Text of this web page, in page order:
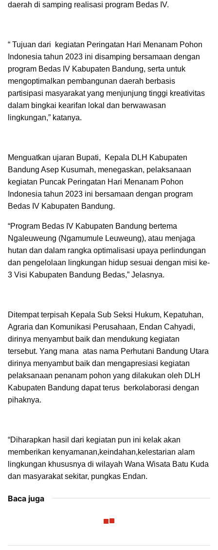
daerah di samping realisasi program Bedas IV.
“ Tujuan dari kegiatan Peringatan Hari Menanam Pohon
Indonesia tahun 2023 ini disamping bersamaan dengan
program Bedas IV Kabupaten Bandung, serta untuk
mengoptimalkan pembangunan daerah berbasis
partisipasi masyarakat yang menjunjung tinggi kreativitas
dalam bingkai kearifan lokal dan berwawasan
lingkungan,” katanya.
Menguatkan ujaran Bupati, Kepala DLH Kabupaten
Bandung Asep Kusumah, menegaskan, pelaksanaan
kegiatan Puncak Peringatan Hari Menanam Pohon
Indonesia tahun 2023 ini bersamaan dengan program
Bedas IV Kabupaten Bandung.
“Program Bedas IV Kabupaten Bandung bertema
Ngaleuweung (Ngamumule Leuweung), atau menjaga
hutan dan dalam rangka optimalisasi upaya perlindungan
dan pengelolaan lingkungan hidup sesuai dengan misi ke-
3 Visi Kabupaten Bandung Bedas,” Jelasnya.
Ditempat terpisah Kepala Sub Seksi Hukum, Kepatuhan,
Agraria dan Komunikasi Perusahaan, Endan Cahyadi,
dirinya menyambut baik dan mendukung kegiatan
tersebut. Yang mana atas nama Perhutani Bandung Utara
dirinya menyambut baik dan mengapresiasi kegiatan
pelaksanaan penanam pohon yang dilakukan oleh DLH
Kabupaten Bandung dapat terus berkolaborasi dengan
pihaknya.
“Diharapkan hasil dari kegiatan pun ini kelak akan
memberikan kenyamanan,keindahan,kelestarian alam
lingkungan khususnya di wilayah Wana Wisata Batu Kuda
dan masyarakat sekitar, pungkas Endan.
Baca juga